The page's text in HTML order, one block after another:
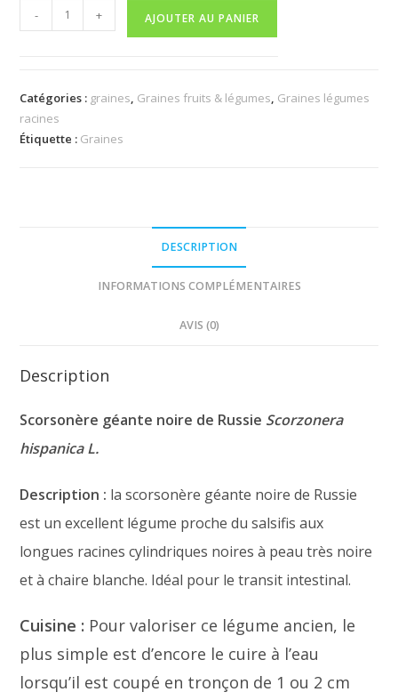
quantité
de
noire
de
Russie
- + AJOUTER AU PANIER
Catégories : graines, Graines fruits & légumes, Graines légumes
racines
Étiquette : Graines
DESCRIPTION
INFORMATIONS COMPLÉMENTAIRES
AVIS (0)
Description
Scorsonère géante noire de Russie Scorzonera
hispanica L.
Description : la scorsonère géante noire de Russie
est un excellent légume proche du salsifis aux
longues racines cylindriques noires à peau très noire
et à chaire blanche. Idéal pour le transit intestinal.
Cuisine : Pour valoriser ce légume ancien, le
plus simple est d’encore le cuire à l’eau
lorsqu’il est coupé en tronçon de 1 ou 2 cm